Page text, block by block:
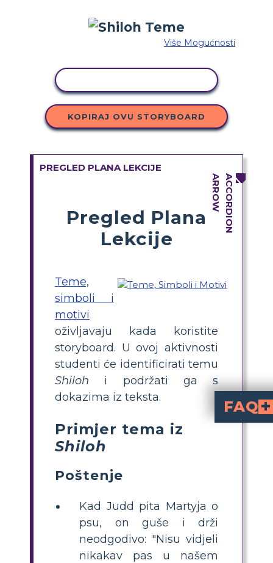
Više Mogućnosti
KOPIRAJ OVU STORYBOARD
PREGLED PLANA LEKCIJE
Pregled Plana
Lekcije
Teme,
simboli i
motivi
oživljavaju kada koristite
storyboard. U ovoj aktivnosti
studenti će identificirati temu
Shiloh i podržati ga s
dokazima iz teksta.
Primjer tema iz
Shiloh
Poštenje
Kad Judd pita Martyja o
psu, on guše i drži
neodgodivo: "Nisu vidjeli
nikakav pas u našem
FAQ